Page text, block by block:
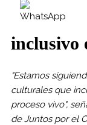
inclusivo
"Estamos
culturales que
proceso vivo",
de Juntos por el